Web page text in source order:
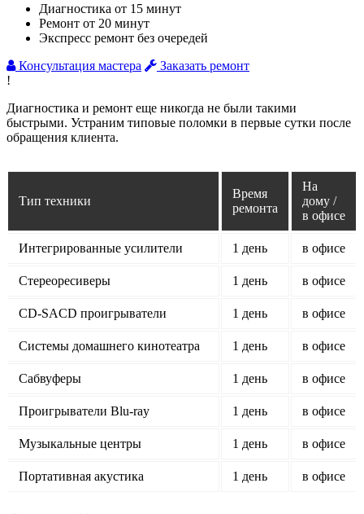
Диагностика от 15 минут
Ремонт от 20 минут
Экспресс ремонт без очередей
Консультация мастера
Заказать ремонт
!
Диагностика и ремонт еще никогда не были такими
быстрыми. Устраним типовые поломки в первые сутки после
обращения клиента.
Тип техники
Время
ремонта
На
дому /
в офисе
Интегрированные усилители 1 день в офисе
Стереоресиверы 1 день в офисе
CD-SACD проигрыватели 1 день в офисе
Системы домашнего кинотеатра 1 день в офисе
Сабвуферы 1 день в офисе
Проигрыватели Blu-ray 1 день в офисе
Музыкальные центры 1 день в офисе
Портативная акустика 1 день в офисе